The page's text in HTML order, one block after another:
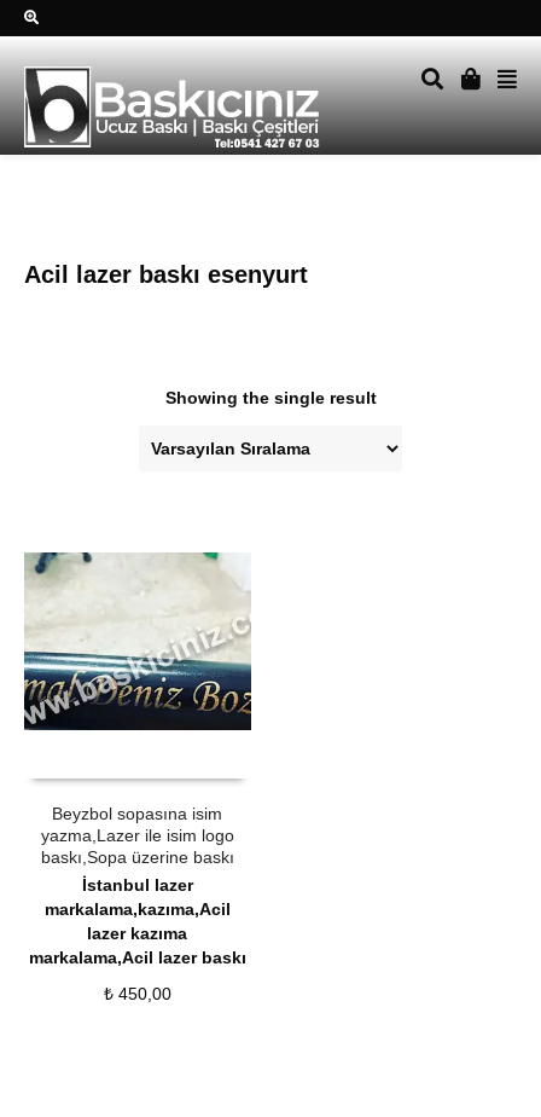
Acil lazer baskı esenyurt
Showing the single result
Beyzbol sopasına isim
yazma,Lazer ile isim logo
baskı,Sopa üzerine baskı
İstanbul lazer
markalama,kazıma,Acil
lazer kazıma
markalama,Acil lazer baskı
₺450,00